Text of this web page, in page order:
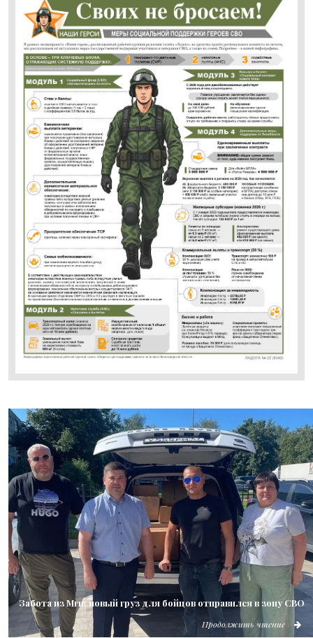
Забота из Мги: новый груз для бойцов отправился в зону СВО
Продолжить чтение